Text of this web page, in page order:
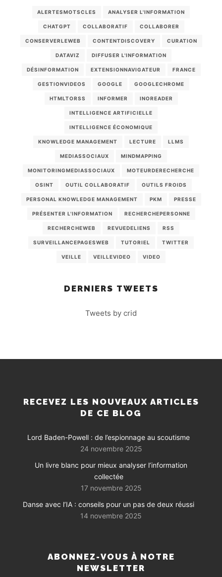
ALERTESMOTSCLES ANALYSER L'INFORMATION
CHATGPT COLLABORATIF COLLABORER
CONSERVERLEWEB CONTENTDISCOVERY CURATION
DATAVIZ DIFFUSER L'INFORMATION
DÉSINFORMATION EXTENSIONNAVIGATEUR FRANCE
GESTIONVIDEOS GOOGLE GOOGLECHROME
HTMLTORSS INFORMER INOREADER
INTELLIGENCE ARTIFICIELLE
INTELLIGENCE ÉCONOMIQUE
KNOWLEDGE MANAGEMENT LECTURE LLMS
MEDIASSOCIAUX MINDMAPPING
MONITORINGMEDIASSOCIAUX MOTEURDERECHERCHE
OSINT OUTIL COLLABORATIF OUTILS FROIDS
PERSONAL KNOWLEDGE MANAGEMENT PKM PRESSE
PRÉSENTER L'INFORMATION RECHERCHEPERSONNE
RECHERCHEWEB REVUEDELIENS RSS
SURVEILLANCEPAGESWEB TUTORIEL TWITTER
VEILLE VEILLEVIDEO VIDEO
DERNIERS TWEETS
Tweets by crid
RECEVEZ LES NOUVEAUX ARTICLES
DE CE BLOG
Lord Baden-Powell : de l’espionnage au scoutisme
24 novembre 2025
Un livre blanc pour mieux analyser l’information
collectée
17 novembre 2025
Danse avec l’IA : conseils pour un pas de deux réussi
14 novembre 2025
ABONNEZ-VOUS À NOTRE
NEWSLETTER